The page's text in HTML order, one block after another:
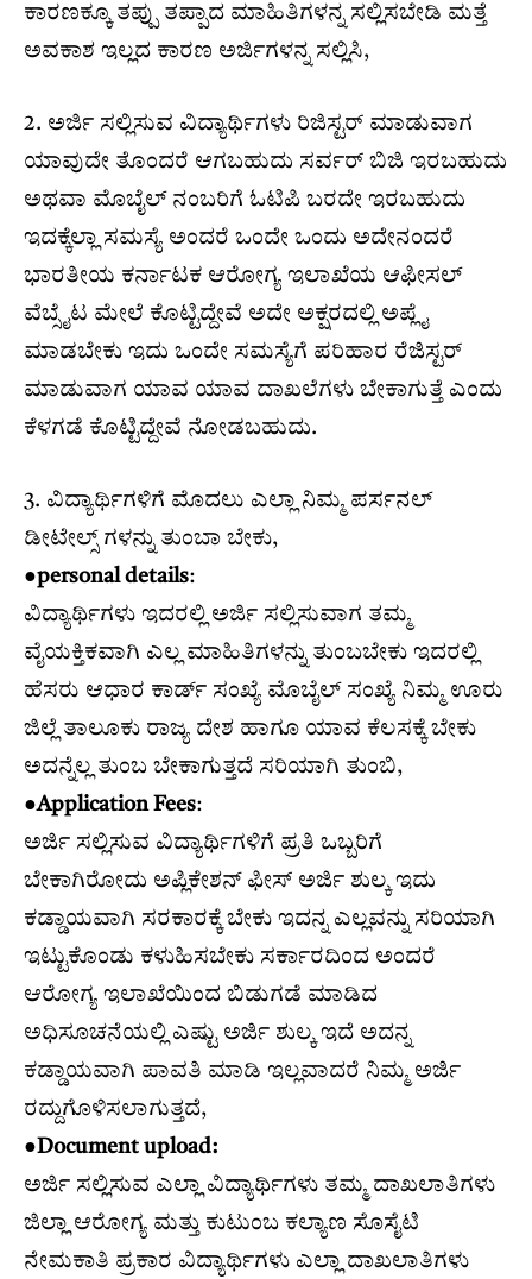
ಕಾರಣಕ್ಕೂ ತಪ್ಪು ತಪ್ಪಾದ ಮಾಹಿತಿಗಳನ್ನ ಸಲ್ಲಿಸಬೇಡಿ ಮತ್ತೆ
ಅವಕಾಶ ಇಲ್ಲದ ಕಾರಣ ಅರ್ಜಿಗಳನ್ನ ಸಲ್ಲಿಸಿ,
2. ಅರ್ಜಿ ಸಲ್ಲಿಸುವ ವಿದ್ಯಾರ್ಥಿಗಳು ರಿಜಿಸ್ಟರ್ ಮಾಡುವಾಗ
ಯಾವುದೇ ತೊಂದರೆ ಆಗಬಹುದು ಸರ್ವರ್ ಬಿಜಿ ಇರಬಹುದು
ಅಥವಾ ಮೊಬೈಲ್ ನಂಬರಿಗೆ ಓಟಿಪಿ ಬರದೇ ಇರಬಹುದು
ಇದಕ್ಕೆಲ್ಲಾ ಸಮಸ್ಯೆ ಅಂದರೆ ಒಂದೇ ಒಂದು ಅದೇನಂದರೆ
ಭಾರತೀಯ ಕರ್ನಾಟಕ ಆರೋಗ್ಯ ಇಲಾಖೆಯ ಆಫೀಸಲ್
ವೆಬ್ಸೈಟ ಮೇಲೆ ಕೊಟ್ಟಿದ್ದೇವೆ ಅದೇ ಅಕ್ಷರದಲ್ಲಿ ಅಪ್ಲೈ
ಮಾಡಬೇಕು ಇದು ಒಂದೇ ಸಮಸ್ಯೆಗೆ ಪರಿಹಾರ ರೆಜಿಸ್ಟರ್
ಮಾಡುವಾಗ ಯಾವ ಯಾವ ದಾಖಲೆಗಳು ಬೇಕಾಗುತ್ತೆ ಎಂದು
ಕೆಳಗಡೆ ಕೊಟ್ಟಿದ್ದೇವೆ ನೋಡಬಹುದು.
3. ವಿದ್ಯಾರ್ಥಿಗಳಿಗೆ ಮೊದಲು ಎಲ್ಲಾ ನಿಮ್ಮ ಪರ್ಸನಲ್
ಡೀಟೇಲ್ಸ್ ಗಳನ್ನು ತುಂಬಾ ಬೇಕು,
●personal details:
ವಿದ್ಯಾರ್ಥಿಗಳು ಇದರಲ್ಲಿ ಅರ್ಜಿ ಸಲ್ಲಿಸುವಾಗ ತಮ್ಮ
ವೈಯಕ್ತಿಕವಾಗಿ ಎಲ್ಲ ಮಾಹಿತಿಗಳನ್ನು ತುಂಬಬೇಕು ಇದರಲ್ಲಿ
ಹೆಸರು ಆಧಾರ ಕಾರ್ಡ್ ಸಂಖ್ಯೆ ಮೊಬೈಲ್ ಸಂಖ್ಯೆ ನಿಮ್ಮ ಊರು
ಜಿಲ್ಲೆ ತಾಲೂಕು ರಾಜ್ಯ ದೇಶ ಹಾಗೂ ಯಾವ ಕೆಲಸಕ್ಕೆ ಬೇಕು
ಅದನ್ನೆಲ್ಲ ತುಂಬ ಬೇಕಾಗುತ್ತದೆ ಸರಿಯಾಗಿ ತುಂಬಿ,
●Application Fees:
ಅರ್ಜಿ ಸಲ್ಲಿಸುವ ವಿದ್ಯಾರ್ಥಿಗಳಿಗೆ ಪ್ರತಿ ಒಬ್ಬರಿಗೆ
ಬೇಕಾಗಿರೋದು ಅಪ್ಲಿಕೇಶನ್ ಫೀಸ್ ಅರ್ಜಿ ಶುಲ್ಕ ಇದು
ಕಡ್ಡಾಯವಾಗಿ ಸರಕಾರಕ್ಕೆ ಬೇಕು ಇದನ್ನ ಎಲ್ಲವನ್ನು ಸರಿಯಾಗಿ
ಇಟ್ಟುಕೊಂಡು ಕಳುಹಿಸಬೇಕು ಸರ್ಕಾರದಿಂದ ಅಂದರೆ
ಆರೋಗ್ಯ ಇಲಾಖೆಯಿಂದ ಬಿಡುಗಡೆ ಮಾಡಿದ
ಅಧಿಸೂಚನೆಯಲ್ಲಿ ಎಷ್ಟು ಅರ್ಜಿ ಶುಲ್ಕ ಇದೆ ಅದನ್ನ
ಕಡ್ಡಾಯವಾಗಿ ಪಾವತಿ ಮಾಡಿ ಇಲ್ಲವಾದರೆ ನಿಮ್ಮ ಅರ್ಜಿ
ರದ್ದುಗೊಳಿಸಲಾಗುತ್ತದೆ,
●Document upload:
ಅರ್ಜಿ ಸಲ್ಲಿಸುವ ಎಲ್ಲಾ ವಿದ್ಯಾರ್ಥಿಗಳು ತಮ್ಮ ದಾಖಲಾತಿಗಳು
ಜಿಲ್ಲಾ ಆರೋಗ್ಯ ಮತ್ತು ಕುಟುಂಬ ಕಲ್ಯಾಣ ಸೊಸೈಟಿ
ನೇಮಕಾತಿ ಪ್ರಕಾರ ವಿದ್ಯಾರ್ಥಿಗಳು ಎಲ್ಲಾ ದಾಖಲಾತಿಗಳು